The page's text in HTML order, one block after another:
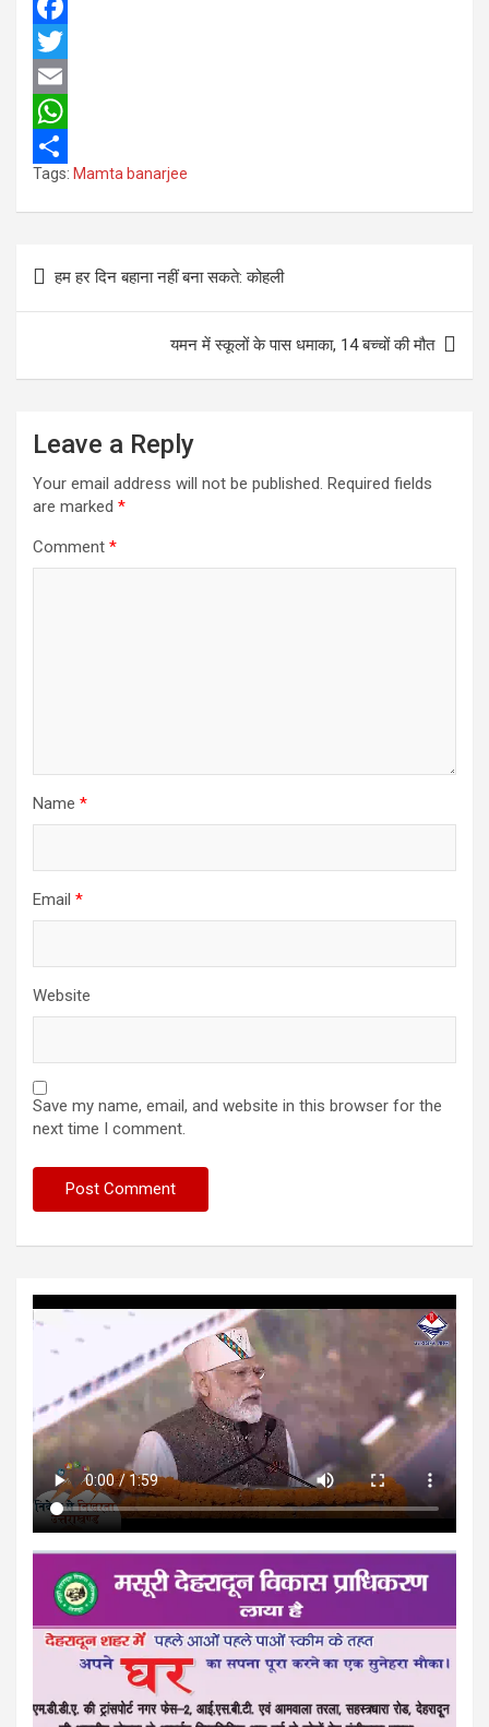
F
a
c
e
b
o
k
T
w
t
t
r
E
m
a
i
W
h
a
s
S
h
r
Tags: Mamta banarjee
हम हर दिन बहाना नहीं बना सकते: कोहली
यमन में स्कूलों के पास धमाका, 14 बच्चों की मौत
Leave a Reply
Your email address will not be published. Required fields
are marked *
Comment *
Name *
Email *
Website
Save my name, email, and website in this browser for the
next time I comment.